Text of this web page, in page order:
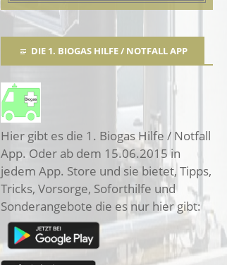
DIE 1. BIOGAS HILFE / NOTFALL APP
Hier gibt es die 1. Biogas Hilfe / Notfall
App. Oder ab dem 15.06.2015 in
jedem App. Store und sie bietet, Tipps,
Tricks, Vorsorge, Soforthilfe und
Sonderangebote die es nur hier gibt: